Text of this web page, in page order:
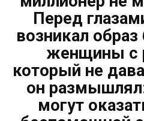
Перед
возникал
женщины с
который не
он
могут